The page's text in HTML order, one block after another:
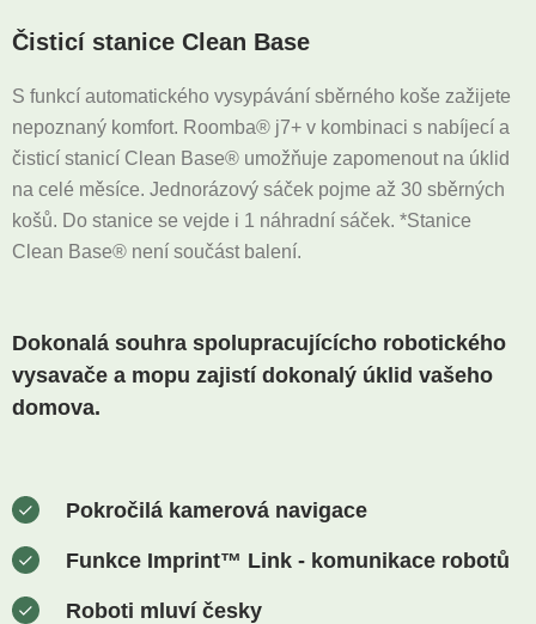
Čisticí stanice Clean Base
S funkcí automatického vysypávání sběrného koše zažijete
nepoznaný komfort. Roomba® j7+ v kombinaci s nabíjecí a
čisticí stanicí Clean Base® umožňuje zapomenout na úklid
na celé měsíce. Jednorázový sáček pojme až 30 sběrných
košů. Do stanice se vejde i 1 náhradní sáček. *Stanice
Clean Base® není součást balení.
Dokonalá souhra spolupracujícícho robotického
vysavače a mopu zajistí dokonalý úklid vašeho
domova.
Pokročilá kamerová navigace
Funkce Imprint™ Link - komunikace robotů
Roboti mluví česky